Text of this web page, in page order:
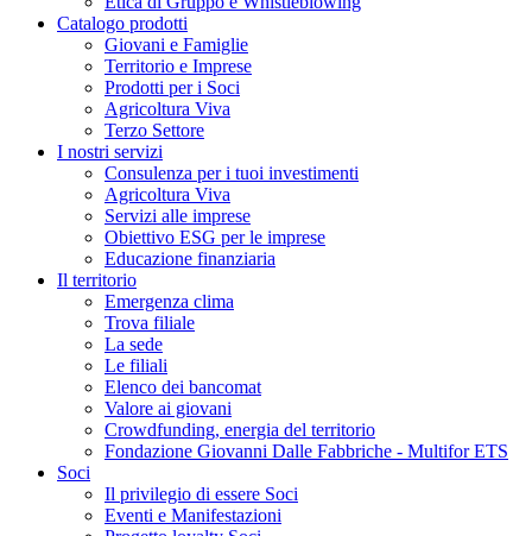
Catalogo prodotti
Giovani e Famiglie
Territorio e Imprese
Prodotti per i Soci
Agricoltura Viva
Terzo Settore
I nostri servizi
Consulenza per i tuoi investimenti
Agricoltura Viva
Servizi alle imprese
Obiettivo ESG per le imprese
Educazione finanziaria
Il territorio
Emergenza clima
Trova filiale
La sede
Le filiali
Elenco dei bancomat
Valore ai giovani
Crowdfunding, energia del territorio
Fondazione Giovanni Dalle Fabbriche - Multifor ETS
Soci
Il privilegio di essere Soci
Eventi e Manifestazioni